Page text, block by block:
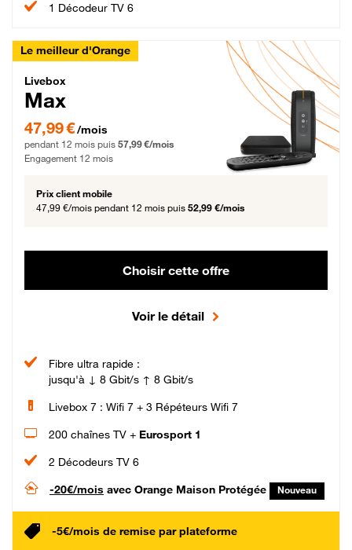
1 Décodeur TV 6
Le meilleur d'Orange
Livebox Max Fibre
Livebox
Max
47,99 € par mois pendant 12 mois puis 57,99 € par mois, Engagement 12 mois
47,99 €/mois
pendant 12 mois puis 57,99 €/mois
Engagement 12 mois
Prix client mobile
47,99 €/mois pendant 12 mois puis 52,99 €/mois
Choisir cette offre
Voir le détail
Fibre ultra rapide :
jusqu'à ↓ 8 Gbit/s ↑ 8 Gbit/s
Livebox 7 : Wifi 7 + 3 Répéteurs Wifi 7
200 chaînes TV + Eurosport 1
2 Décodeurs TV 6
-20€/mois avec Orange Maison Protégée Nouveau
-5€/mois de remise par plateforme